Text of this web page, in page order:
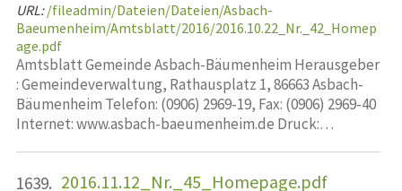
URL: /fileadmin/Dateien/Dateien/Asbach-
Baeumenheim/Amtsblatt/2016/2016.10.22_Nr._42_Homep
age.pdf
Amtsblatt Gemeinde Asbach-Bäumenheim Herausgeber
: Gemeindeverwaltung, Rathausplatz 1, 86663 Asbach-
Bäumenheim Telefon: (0906) 2969-19, Fax: (0906) 2969-40
Internet: www.asbach-baeumenheim.de Druck:…
1639. 2016.11.12_Nr._45_Homepage.pdf